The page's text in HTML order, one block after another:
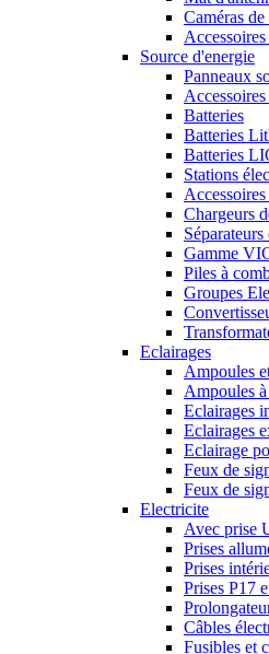
Caméras de
Source d'energie
Panneaux
Batteries
Batteries
Batteries
Stations
Chargeurs
Gamme
Piles à
Groupes
Eclairages
Ampoules
Ampoules
Eclairages
Eclairages
Eclairage
Feux de
Feux de
Electricite
Avec prise
Prises
Prises
Prises P17
Câbles
Fusibles et